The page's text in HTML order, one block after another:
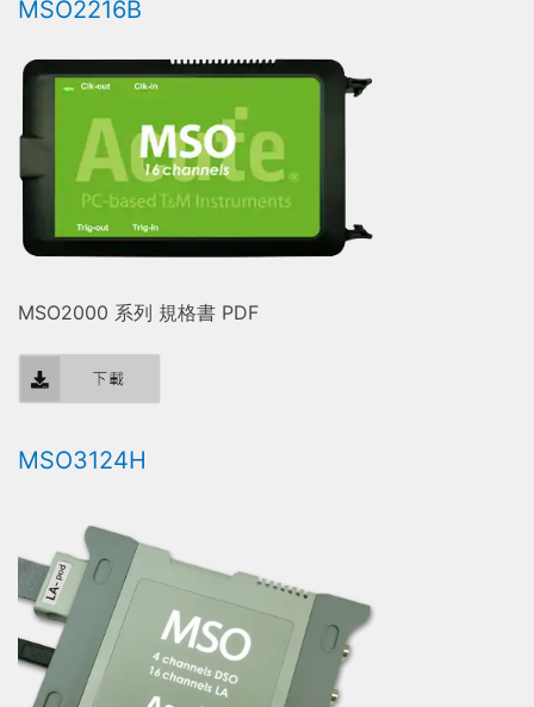
MSO2216B
MSO2000 系列 規格書 PDF
MSO3124H